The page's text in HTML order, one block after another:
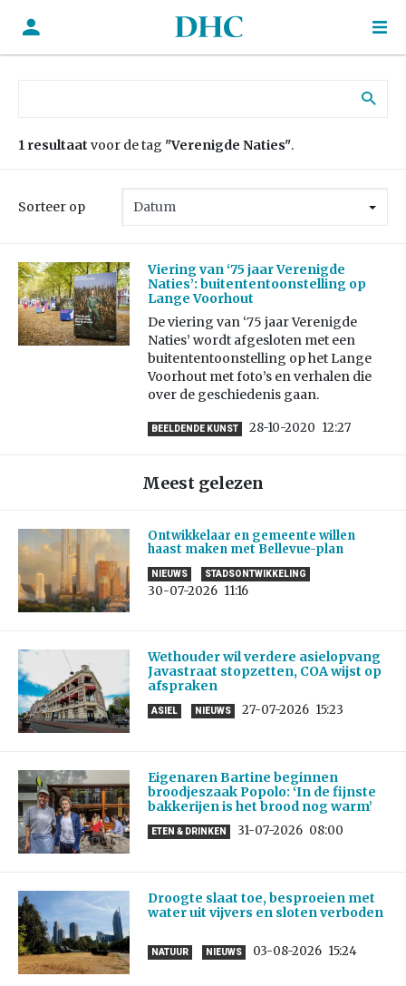
1 resultaat voor de tag "Verenigde Naties".
Sorteer op
Viering van ‘75 jaar Verenigde
Naties’: buitententoonstelling op
Lange Voorhout
De viering van ‘75 jaar Verenigde
Naties’ wordt afgesloten met een
buitententoonstelling op het Lange
Voorhout met foto’s en verhalen die
over de geschiedenis gaan.
BEELDENDE KUNST 28-10-2020 12:27
Meest gelezen
Ontwikkelaar en gemeente willen
haast maken met Bellevue-plan
NIEUWS STADSONTWIKKELING
30-07-2026 11:16
Wethouder wil verdere asielopvang
Javastraat stopzetten, COA wijst op
afspraken
ASIEL NIEUWS 27-07-2026 15:23
Eigenaren Bartine beginnen
broodjeszaak Popolo: ‘In de fijnste
bakkerijen is het brood nog warm’
ETEN & DRINKEN 31-07-2026 08:00
Droogte slaat toe, besproeien met
water uit vijvers en sloten verboden
NATUUR NIEUWS 03-08-2026 15:24